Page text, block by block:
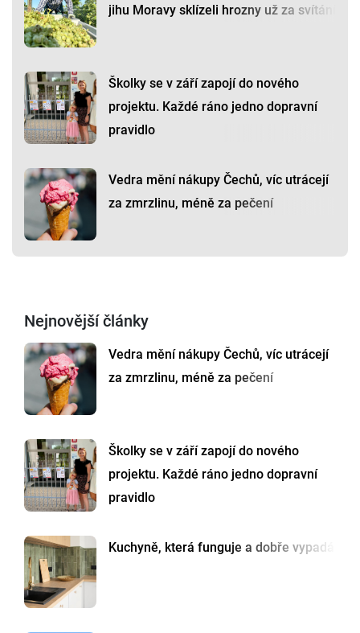
jihu Moravy sklízeli hrozny už za svítání
Školky se v září zapojí do nového
projektu. Každé ráno jedno dopravní
pravidlo
Vedra mění nákupy Čechů, víc utrácejí
za zmrzlinu, méně za pečení
Nejnovější články
Vedra mění nákupy Čechů, víc utrácejí
za zmrzlinu, méně za pečení
Školky se v září zapojí do nového
projektu. Každé ráno jedno dopravní
pravidlo
Kuchyně, která funguje a dobře vypadá